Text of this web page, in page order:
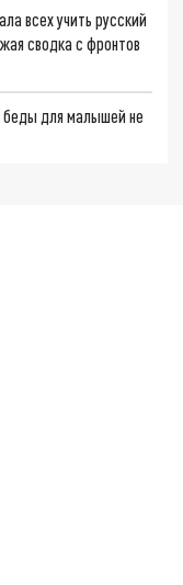
всех учить русский
сводка с фронтов
беды для малышей не